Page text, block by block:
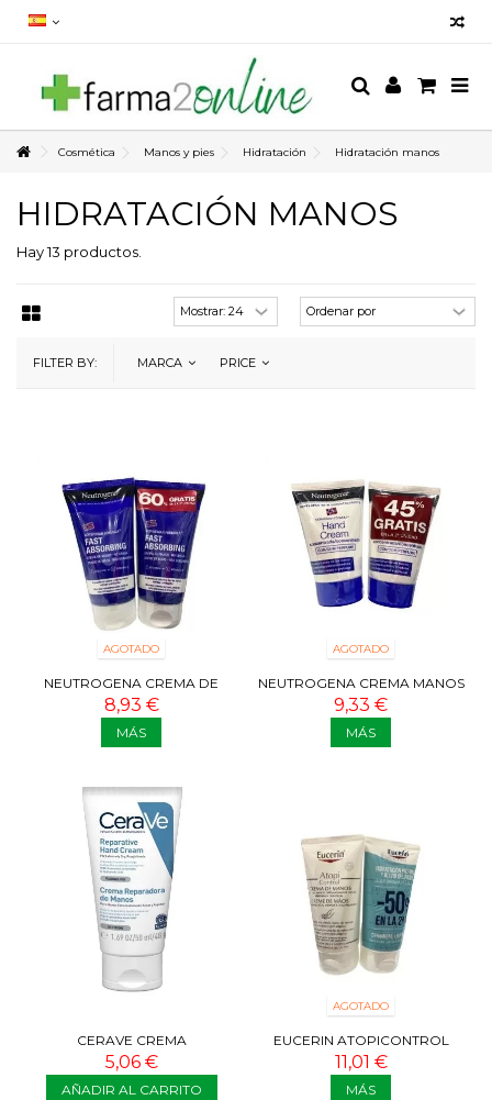
Cosmética Manos y pies Hidratación Hidratación manos
HIDRATACIÓN MANOS
Hay 13 productos.
FILTER BY: MARCA PRICE
AGOTADO
NEUTROGENA CREMA DE
MANOS RÁPIDA ABSORCIÓN
2X 75 ML 60% DTO
8,93 €
MÁS
AGOTADO
NEUTROGENA CREMA MANOS
CONCENTRADA 2X50 ML 45%
DTO
9,33 €
MÁS
CERAVE CREMA
RENOVADORA DE MANOS 50
ML
5,06 €
AÑADIR AL CARRITO
AGOTADO
EUCERIN ATOPICONTROL
CREMA MANOS 2X75 ML
11,01 €
MÁS